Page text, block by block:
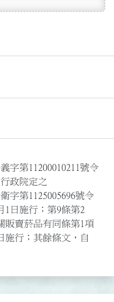
字第11200010211號令
政院定之
字第1125005696號令
1日施行；第9條第2
販賣菸品有同條第1項
施行；其餘條文，自